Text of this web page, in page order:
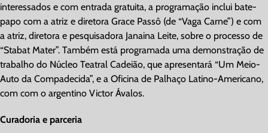
interessados e com entrada gratuita, a programação inclui bate-
papo com a atriz e diretora Grace Passô (de “Vaga Carne”) e com
a atriz, diretora e pesquisadora Janaina Leite, sobre o processo de
“Stabat Mater”. Também está programada uma demonstração de
trabalho do Núcleo Teatral Cadeião, que apresentará “Um Meio-
Auto da Compadecida”, e a Oficina de Palhaço Latino-Americano,
com com o argentino Victor Ávalos.
Curadoria e parceria